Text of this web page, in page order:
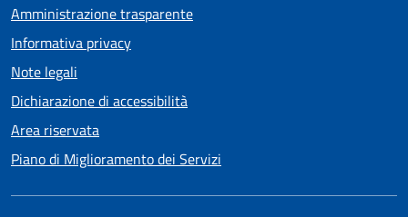
Amministrazione trasparente
Informativa privacy
Note legali
Dichiarazione di accessibilità
Area riservata
Piano di Miglioramento dei Servizi